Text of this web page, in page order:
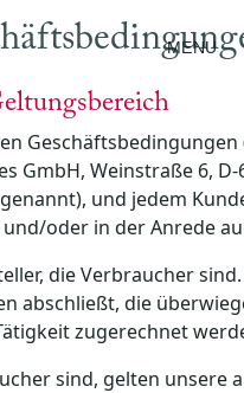
MENU
Geschäftsbedingungen
GmbH, Weinstraße 6,
und jedem
oder in der Anrede
die Verbraucher
abschließt, die
zugerechnet
sind, gelten unsere